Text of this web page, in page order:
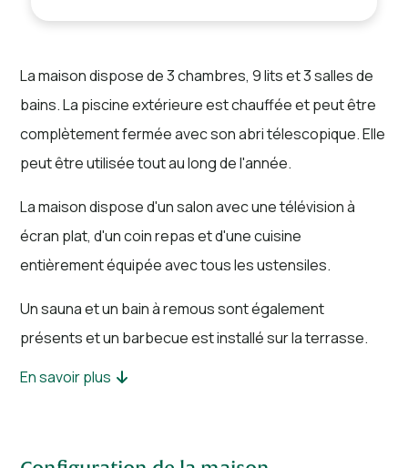
La maison dispose de 3 chambres, 9 lits et 3 salles de
bains. La piscine extérieure est chauffée et peut être
complètement fermée avec son abri télescopique. Elle
peut être utilisée tout au long de l'année.
La maison dispose d'un salon avec une télévision à
écran plat, d'un coin repas et d'une cuisine
entièrement équipée avec tous les ustensiles.
Un sauna et un bain à remous sont également
présents et un barbecue est installé sur la terrasse.
Cette maison spacieuse est située dans le centre de
En savoir plus